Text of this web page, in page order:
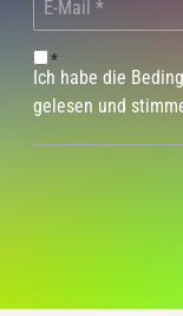
*
Ich habe die
gelesen und